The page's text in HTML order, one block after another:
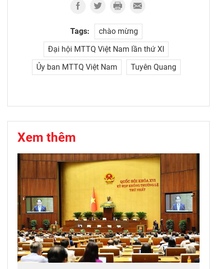
Tags:
chào mừng
Đại hội MTTQ Việt Nam lần thứ XI
Ủy ban MTTQ Việt Nam
Tuyên Quang
Xem thêm